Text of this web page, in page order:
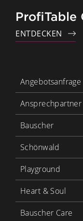
ProfiTable
ENTDECKEN
Angebotsanfrage
Ansprechpartner
Bauscher
Schönwald
Playground
Heart & Soul
Bauscher Care